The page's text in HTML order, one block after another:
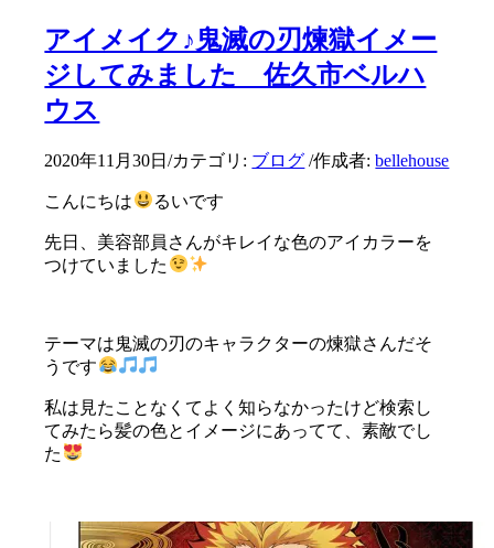
アイメイク♪鬼滅の刃煉獄イメー
ジしてみました 佐久市ベルハ
ウス
2020年11月30日/カテゴリ: ブログ /作成者:bellehouse
こんにちは るいです
先日、美容部員さんがキレイな色のアイカラーを
つけていました
テーマは鬼滅の刃のキャラクターの煉獄さんだそ
うです
私は見たことなくてよく知らなかったけど検索し
てみたら髪の色とイメージにあってて、素敵でし
た